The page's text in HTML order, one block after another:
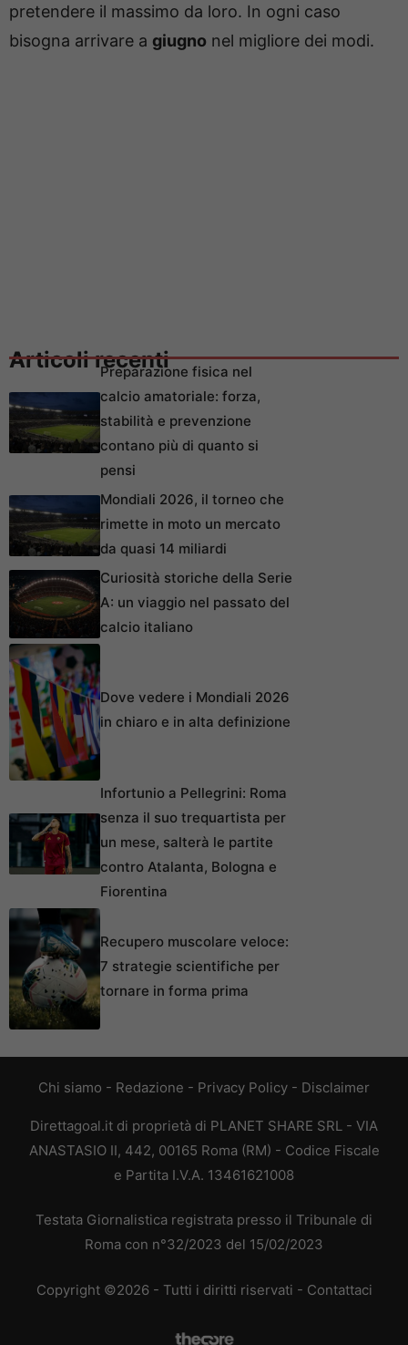
pretendere il massimo da loro. In ogni caso
bisogna arrivare a giugno nel migliore dei modi.
Articoli recentiPreparazione fisica nel
calcio amatoriale: forza,
stabilità e prevenzione
contano più di quanto si
pensi
Mondiali 2026, il torneo che
rimette in moto un mercato
da quasi 14 miliardi
Curiosità storiche della Serie
A: un viaggio nel passato del
calcio italiano
Dove vedere i Mondiali 2026
in chiaro e in alta definizione
Infortunio a Pellegrini: Roma
senza il suo trequartista per
un mese, salterà le partite
contro Atalanta, Bologna e
Fiorentina
Recupero muscolare veloce:
7 strategie scientifiche per
tornare in forma prima
Chi siamo - Redazione - Privacy Policy - Disclaimer
Direttagoal.it di proprietà di PLANET SHARE SRL - VIA
ANASTASIO II, 442, 00165 Roma (RM) - Codice Fiscale
e Partita I.V.A. 13461621008
Testata Giornalistica registrata presso il Tribunale di
Roma con n°32/2023 del 15/02/2023
Copyright ©2026 - Tutti i diritti riservati - Contattaci